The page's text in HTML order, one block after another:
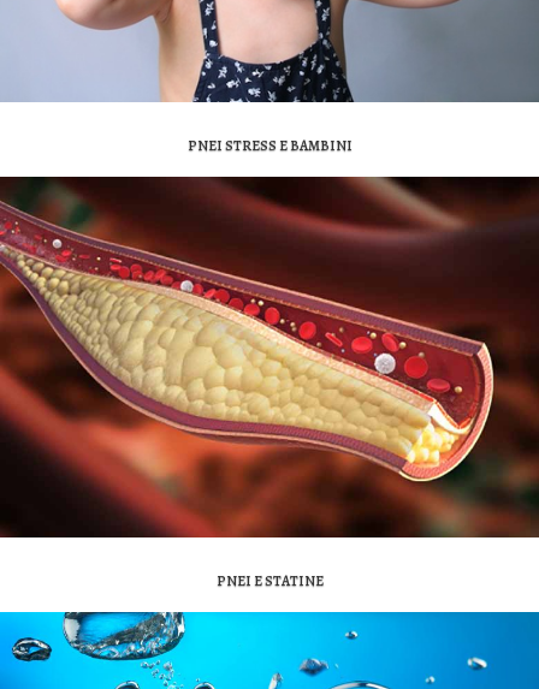
PNEI STRESS E BAMBINI
PNEI E STATINE